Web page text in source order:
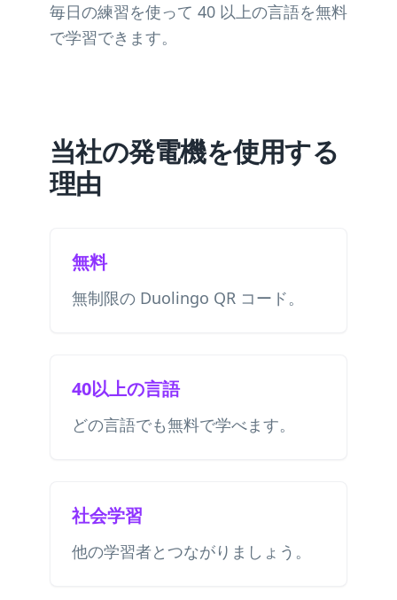
毎日の練習を使って 40 以上の言語を無料
で学習できます。
当社の発電機を使用する
理由
無料
無制限の Duolingo QR コード。
40以上の言語
どの言語でも無料で学べます。
社会学習
他の学習者とつながりましょう。